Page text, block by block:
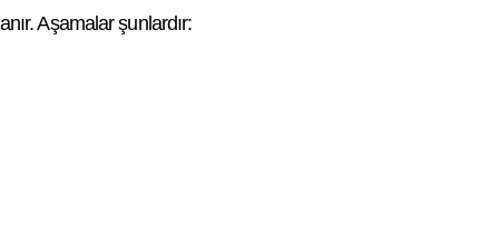
Aşamalar şunlardır: